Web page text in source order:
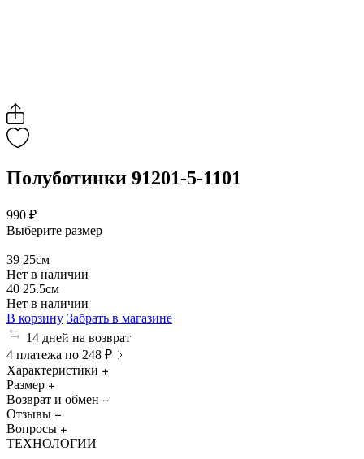
Полуботинки 91201-5-1101
990 ₽
Выберите размер
39 25см
Нет в наличии
40 25.5см
Нет в наличии
В корзину Забрать в магазине
14 дней на возврат
4 платежа по 248 ₽
Характеристики
Размер
Возврат и обмен
Отзывы
Вопросы
ТЕХНОЛОГИИ